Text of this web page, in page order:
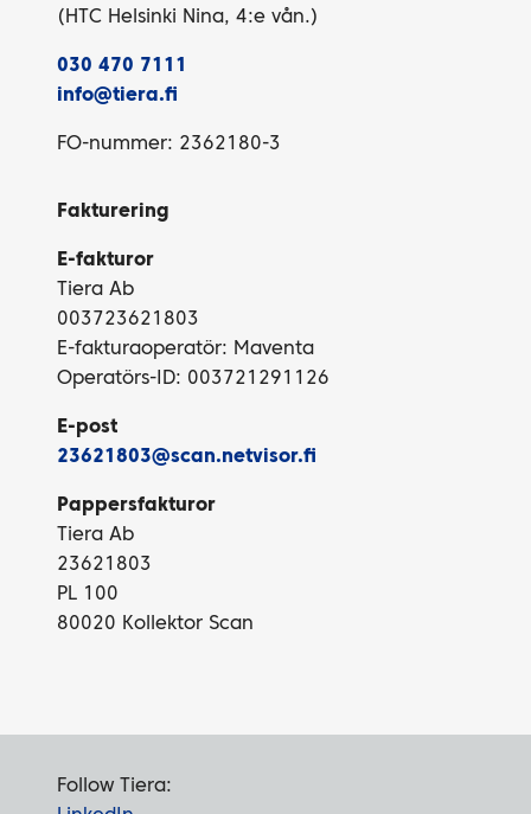
(HTC Helsinki Nina, 4:e vån.)
030 470 7111
info@tiera.fi
FO-nummer: 2362180-3
Fakturering
E-fakturor
Tiera Ab
003723621803
E-fakturaoperatör: Maventa
Operatörs-ID: 003721291126
E-post
23621803@scan.netvisor.fi
Pappersfakturor
Tiera Ab
23621803
PL 100
80020 Kollektor Scan
Follow Tiera: